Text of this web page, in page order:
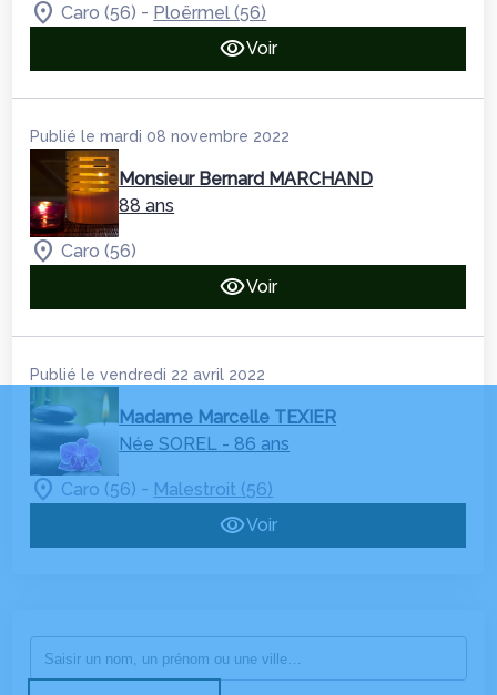
Caro (56) - Ploërmel (56)
Voir
Publié le mardi 08 novembre 2022
Monsieur Bernard MARCHAND
88 ans
Caro (56)
Voir
Publié le vendredi 22 avril 2022
Madame Marcelle TEXIER
Née SOREL - 86 ans
Caro (56) - Malestroit (56)
Voir